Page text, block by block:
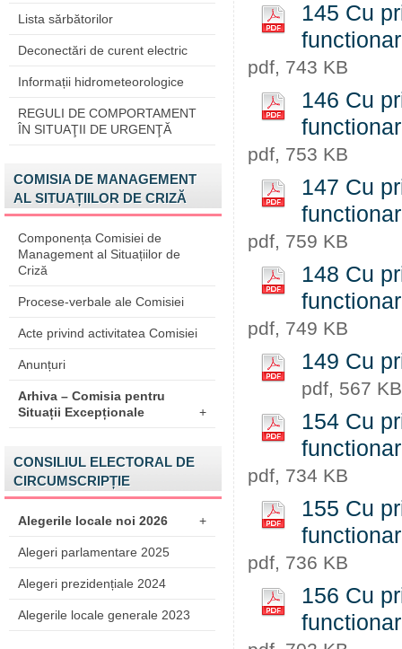
Lista sărbătorilor
Deconectări de curent electric
Informații hidrometeorologice
REGULI DE COMPORTAMENT
ÎN SITUAŢII DE URGENŢĂ
COMISIA DE MANAGEMENT
AL SITUAȚIILOR DE CRIZĂ
Componența Comisiei de
Management al Situațiilor de
Criză
Procese-verbale ale Comisiei
Acte privind activitatea Comisiei
Anunțuri
Arhiva – Comisia pentru
Situații Excepționale
+
CONSILIUL ELECTORAL DE
CIRCUMSCRIPȚIE
Alegerile locale noi 2026 +
Alegeri parlamentare 2025
Alegeri prezidențiale 2024
Alegerile locale generale 2023
145 Cu
pdf, 743 KB
146 Cu
pdf, 753 KB
147 Cu
pdf, 759 KB
148 Cu
pdf, 749 KB
149 Cu
pdf, 567 KB
154 Cu
pdf, 734 KB
155 Cu
pdf, 736 KB
156 Cu